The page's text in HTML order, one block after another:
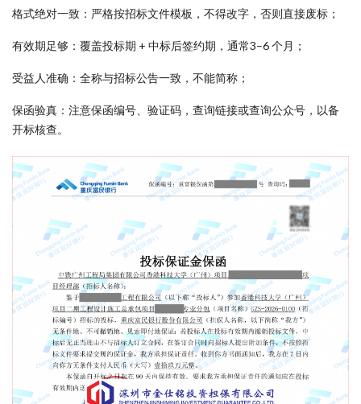
格式绝对一致：严格按招标文件模板，不得改字，否则直接废标；
有效期足够：覆盖投标期 + 中标后签约期，通常3–6 个月；
受益人准确：全称与招标公告一致，不能简称；
保函验真：注意保函编号、验证码，查询链接或查询公众号，以备
开标核查。